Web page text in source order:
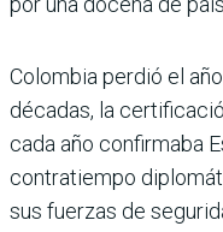
Colombia perdió el
décadas, la
cada año confirmaba
contratiempo
sus fuerzas de